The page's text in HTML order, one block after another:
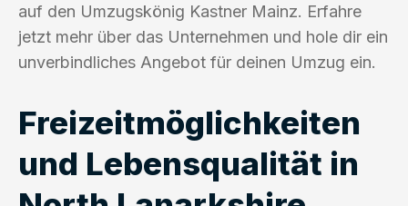
auf den Umzugskönig Kastner Mainz. Erfahre
jetzt mehr über das Unternehmen und hole dir ein
unverbindliches Angebot für deinen Umzug ein.
Freizeitmöglichkeiten
und Lebensqualität in